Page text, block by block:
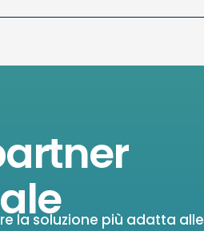
la soluzione più adatta alle